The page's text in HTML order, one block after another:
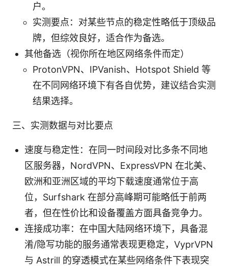
户。
实测要点：对某些节点的稳定性略低于顶级品
牌，但综效良好，适合作为备选。
其他备选（视你所在地区网络条件而定）
ProtonVPN、IPVanish、Hotspot Shield 等
在不同网络环境下有各自优势，建议结合实测
结果选择。
三、实测数据与对比要点
速度与稳定性：在同一时间段对比多条不同地
区服务器，NordVPN、ExpressVPN 在北美、
欧洲和亚洲区域的平均下载速度通常位于高
位，Surfshark 在部分高峰期可能略低于前两
者，但在性价比和设备覆盖方面具备竞争力。
连接成功率：在中国大陆网络环境下，具备混
淆/隐写功能的服务通常表现更稳定，VyprVPN
与 Astrill 的穿透模式在某些网络条件下表现突